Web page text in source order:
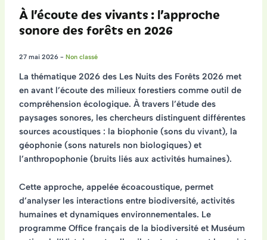
À l’écoute des vivants : l’approche
sonore des forêts en 2026
27 mai 2026 - Non classé
La thématique 2026 des Les Nuits des Forêts 2026 met
en avant l’écoute des milieux forestiers comme outil de
compréhension écologique. À travers l’étude des
paysages sonores, les chercheurs distinguent différentes
sources acoustiques : la biophonie (sons du vivant), la
géophonie (sons naturels non biologiques) et
l’anthropophonie (bruits liés aux activités humaines).
Cette approche, appelée écoacoustique, permet
d’analyser les interactions entre biodiversité, activités
humaines et dynamiques environnementales. Le
programme Office français de la biodiversité et Muséum